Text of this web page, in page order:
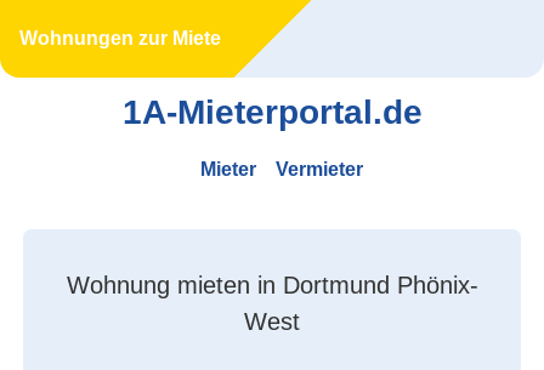
Wohnungen zur Miete
1A-Mieterportal.de
Mieter Vermieter
Wohnung mieten in Dortmund Phönix-
West